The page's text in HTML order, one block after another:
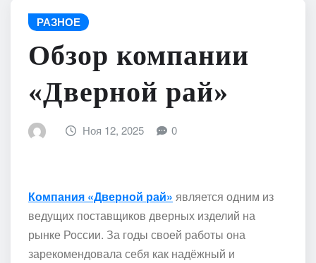
РАЗНОЕ
Обзор компании
«Дверной рай»
Ноя 12, 2025 0
Компания «Дверной рай» является одним из
ведущих поставщиков дверных изделий на
рынке России. За годы своей работы она
зарекомендовала себя как надёжный и